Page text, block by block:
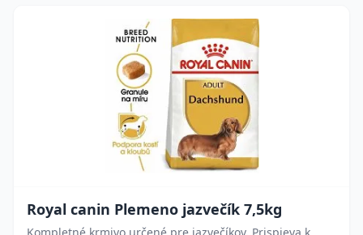
Royal canin Plemeno jazvečík 7,5kg